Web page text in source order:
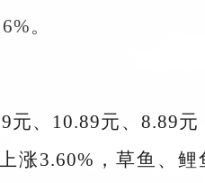
。
、10.89元、8.89
3.60%，草鱼、鲤